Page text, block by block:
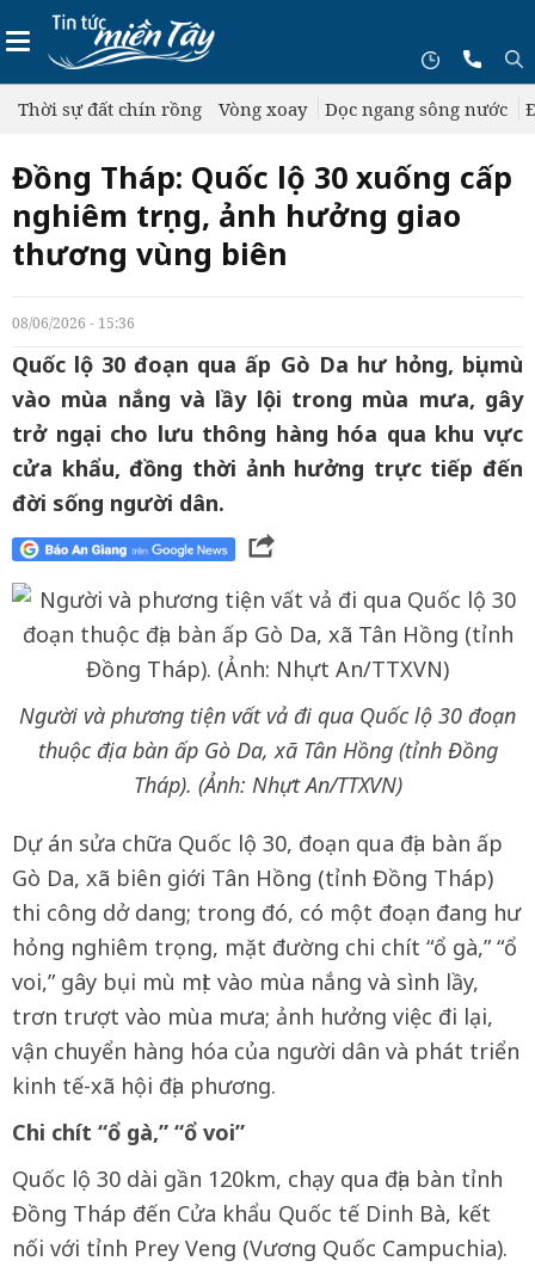
Thời sự đất chín rồng Vòng xoay Dọc ngang sông nước
Đồng Tháp: Quốc lộ 30 xuống cấp
nghiêm trọng, ảnh hưởng giao
thương vùng biên
08/06/2026 - 15:36
Quốc lộ 30 đoạn qua ấp Gò Da hư hỏng, bụi mù
vào mùa nắng và lầy lội trong mùa mưa, gây
trở ngại cho lưu thông hàng hóa qua khu vực
cửa khẩu, đồng thời ảnh hưởng trực tiếp đến
đời sống người dân.
Người và phương tiện vất vả đi qua Quốc lộ 30 đoạn
thuộc địa bàn ấp Gò Da, xã Tân Hồng (tỉnh Đồng
Tháp). (Ảnh: Nhựt An/TTXVN)
Dự án sửa chữa Quốc lộ 30, đoạn qua địa bàn ấp
Gò Da, xã biên giới Tân Hồng (tỉnh Đồng Tháp)
thi công dở dang; trong đó, có một đoạn đang hư
hỏng nghiêm trọng, mặt đường chi chít “ổ gà,” “ổ
voi,” gây bụi mù mịt vào mùa nắng và sình lầy,
trơn trượt vào mùa mưa; ảnh hưởng việc đi lại,
vận chuyển hàng hóa của người dân và phát triển
kinh tế-xã hội địa phương.
Chi chít “ổ gà,” “ổ voi”
Quốc lộ 30 dài gần 120km, chạy qua địa bàn tỉnh
Đồng Tháp đến Cửa khẩu Quốc tế Dinh Bà, kết
nối với tỉnh Prey Veng (Vương Quốc Campuchia).